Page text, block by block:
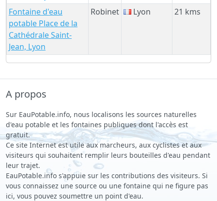
Fontaine d'eau
potable Place de la
Cathédrale Saint-
Jean, Lyon
Robinet Lyon 21 kms
A propos
Sur EauPotable.info, nous localisons les sources naturelles
d'eau potable et les fontaines publiques dont l'accès est
gratuit.
Ce site Internet est utile aux marcheurs, aux cyclistes et aux
visiteurs qui souhaitent remplir leurs bouteilles d'eau pendant
leur trajet.
EauPotable.info s'appuie sur les contributions des visiteurs. Si
vous connaissez une source ou une fontaine qui ne figure pas
ici, vous pouvez soumettre un point d'eau.